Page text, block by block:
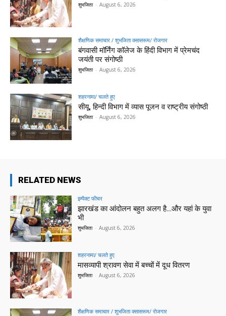
शुभजिता - August 6, 2026
शैक्षणिक समाचार / शुभजिता क्सासरूम/ रोजगार
बंगवासी मॉर्निंग कॉलेज के हिंदी विभाग में प्रेमचंद
जयंती पर संगोष्ठी
शुभजिता - August 6, 2026
शहरनामा/ चलते हुए
सीयू, हिन्दी विभाग में व्यास पूजन व राष्ट्रीय संगोष्ठी
शुभजिता - August 6, 2026
RELATED NEWS
इम्पैक्ट फीचर
झारखंड का आंदोलन बहुत अलग है…और यहां के युवा
भी
शुभजिता - August 6, 2026
शहरनामा/ चलते हुए
मासव्यापी श्रावण सेवा में बच्चों में दूध वितरण
शुभजिता - August 6, 2026
शैक्षणिक समाचार / शुभजिता क्सासरूम/ रोजगार